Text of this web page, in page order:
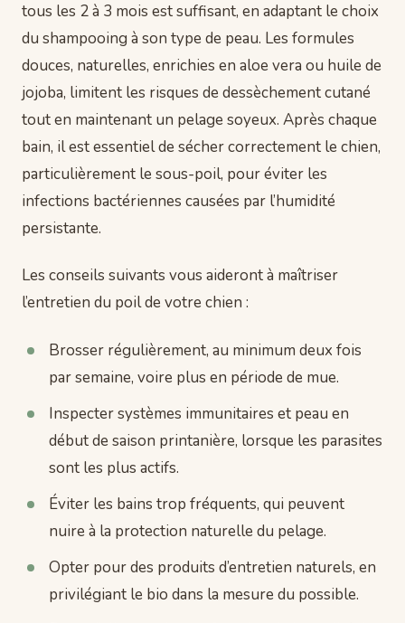
tous les 2 à 3 mois est suffisant, en adaptant le choix
du shampooing à son type de peau. Les formules
douces, naturelles, enrichies en aloe vera ou huile de
jojoba, limitent les risques de dessèchement cutané
tout en maintenant un pelage soyeux. Après chaque
bain, il est essentiel de sécher correctement le chien,
particulièrement le sous-poil, pour éviter les
infections bactériennes causées par l’humidité
persistante.
Les conseils suivants vous aideront à maîtriser
l’entretien du poil de votre chien :
Brosser régulièrement, au minimum deux fois
par semaine, voire plus en période de mue.
Inspecter systèmes immunitaires et peau en
début de saison printanière, lorsque les parasites
sont les plus actifs.
Éviter les bains trop fréquents, qui peuvent
nuire à la protection naturelle du pelage.
Opter pour des produits d’entretien naturels, en
privilégiant le bio dans la mesure du possible.